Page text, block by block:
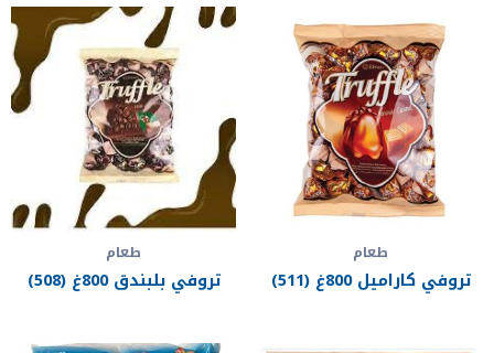
طعام
تروفي كاراميل 800غ (511)
طعام
تروفي بلبندق 800غ (508)